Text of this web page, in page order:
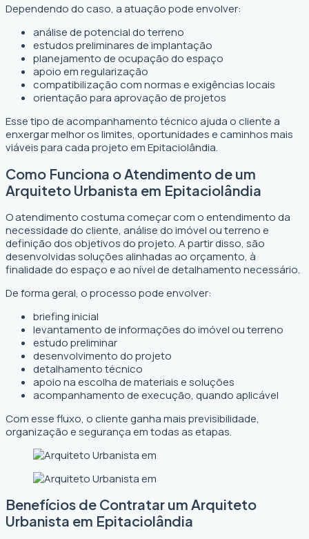
Dependendo do caso, a atuação pode envolver:
análise de potencial do terreno
estudos preliminares de implantação
planejamento de ocupação do espaço
apoio em regularização
compatibilização com normas e exigências locais
orientação para aprovação de projetos
Esse tipo de acompanhamento técnico ajuda o cliente a
enxergar melhor os limites, oportunidades e caminhos mais
viáveis para cada projeto em Epitaciolândia.
Como Funciona o Atendimento de um
Arquiteto Urbanista em Epitaciolândia
O atendimento costuma começar com o entendimento da
necessidade do cliente, análise do imóvel ou terreno e
definição dos objetivos do projeto. A partir disso, são
desenvolvidas soluções alinhadas ao orçamento, à
finalidade do espaço e ao nível de detalhamento necessário.
De forma geral, o processo pode envolver:
briefing inicial
levantamento de informações do imóvel ou terreno
estudo preliminar
desenvolvimento do projeto
detalhamento técnico
apoio na escolha de materiais e soluções
acompanhamento de execução, quando aplicável
Com esse fluxo, o cliente ganha mais previsibilidade,
organização e segurança em todas as etapas.
Benefícios de Contratar um Arquiteto
Urbanista em Epitaciolândia